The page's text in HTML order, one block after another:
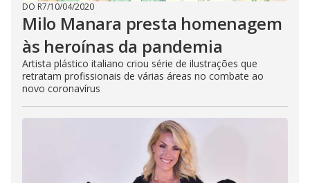
DO R7/10/04/2020
Milo Manara presta homenagem
às heroínas da pandemia
Artista plástico italiano criou série de ilustrações que
retratam profissionais de várias áreas no combate ao
novo coronavírus